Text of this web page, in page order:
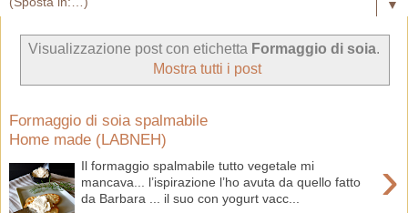
▼
Visualizzazione post con etichetta Formaggio di soia.
Mostra tutti i post
Formaggio di soia spalmabile
Home made (LABNEH)
›
Il formaggio spalmabile tutto vegetale mi
mancava... l’ispirazione l’ho avuta da quello fatto
da Barbara ... il suo con yogurt vacc...